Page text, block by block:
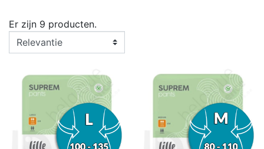
Er zijn 9 producten.